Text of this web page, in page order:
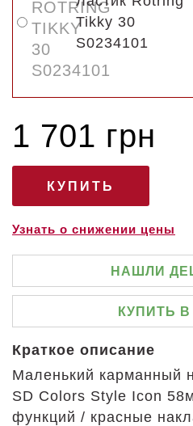
Tikky 30
S0234101
1 701 грн
Узнать о снижении цены
НАШЛИ
КУПИТЬ В
Краткое описание
Маленький карманный
SD Colors Style Icon
функций / красные